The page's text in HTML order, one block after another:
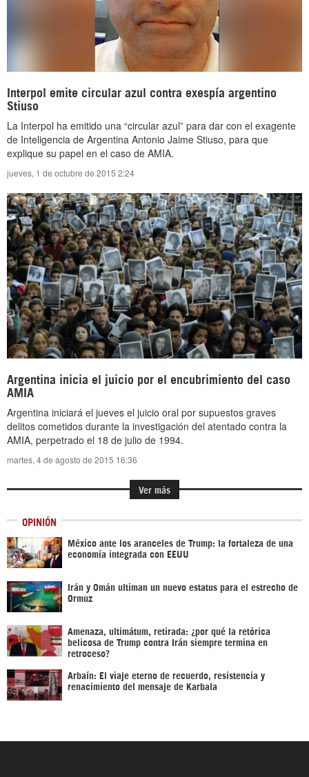
Interpol emite circular azul contra exespía argentino
Stiuso
La Interpol ha emitido una “circular azul” para dar con el exagente
de Inteligencia de Argentina Antonio Jaime Stiuso, para que
explique su papel en el caso de AMIA.
jueves, 1 de octubre de 2015 2:24
Argentina inicia el juicio por el encubrimiento del caso
AMIA
Argentina iniciará el jueves el juicio oral por supuestos graves
delitos cometidos durante la investigación del atentado contra la
AMIA, perpetrado el 18 de julio de 1994.
martes, 4 de agosto de 2015 16:36
Ver más
OPINIÓN
México ante los aranceles de Trump: la fortaleza de una
economía integrada con EEUU
Irán y Omán ultiman un nuevo estatus para el estrecho de
Ormuz
Amenaza, ultimátum, retirada: ¿por qué la retórica
belicosa de Trump contra Irán siempre termina en
retroceso?
Arbaín: El viaje eterno de recuerdo, resistencia y
renacimiento del mensaje de Karbala